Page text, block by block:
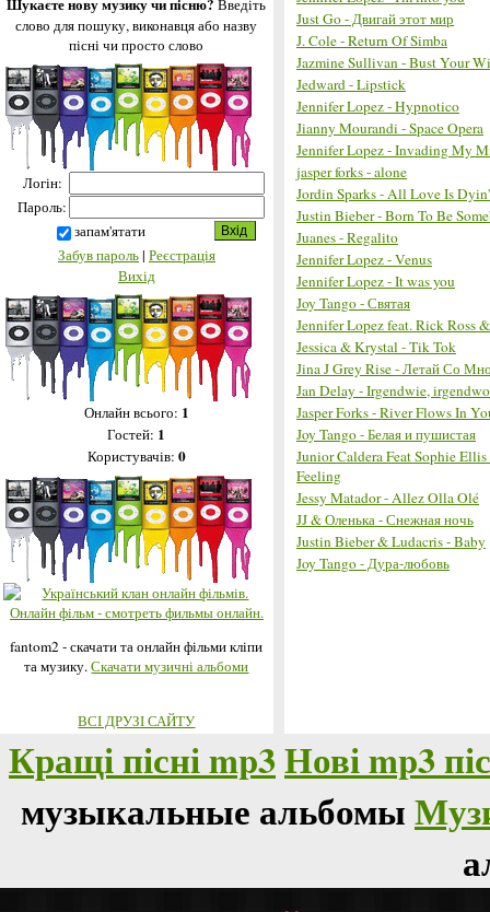
Шукаєте нову музику чи пісню? Введіть
слово для пошуку, виконавця або назву
пісні чи просто слово
Логін:
Пароль:
запам'ятати
Забув пароль| Реєстрація
Вихід
Онлайн всього: 1
Гостей: 1
Користувачів: 0
fantom2 - скачати та онлайн фільми кліпи
та музику.Скачати музичні альбоми
ВСІ ДРУЗІ САЙТУ
Just Go - Двигай этот мир
J. Cole - Return Of Simba
Jazmine Sullivan - Bust Your
Jedward - Lipstick
Jennifer Lopez - Hypnotico
Jianny Mourandi - Space Opera
Jennifer Lopez - Invading My
jasper forks - alone
Jordin Sparks - All Love Is Dyin'
Justin Bieber - Born To Be
Juanes - Regalito
Jennifer Lopez - Venus
Jennifer Lopez - It was you
Joy Tango - Святая
Jennifer Lopez feat. Rick Ross
Jessica & Krystal - Tik Tok
Jina J Grey Rise - Летай Со
Jan Delay - Irgendwie,
Jasper Forks - River Flows In
Joy Tango - Белая и пушистая
Junior Caldera Feat Sophie
Feeling
Jessy Matador - Allez Olla Olé
JJ & Оленька - Снежная ночь
Justin Bieber & Ludacris - Baby
Joy Tango - Дура-любовь
Кращі пісні mp3Нові mp3
музыкальные альбомы